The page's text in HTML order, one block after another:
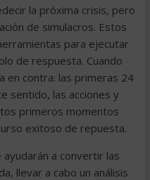
la próxima crisis, pero
de simulacros. Estos
para ejecutar
de respuesta. Cuando
en contra: las primeras 24
sentido, las acciones y
primeros momentos
exitoso de repuesta.
a convertir las
llevar a cabo un análisis